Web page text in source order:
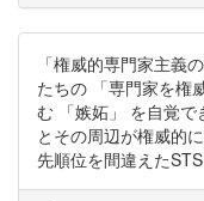
「権威的専門家主義
たちの 「専門家を権
む 「嫉妬」 を自覚
とその周辺が権威的
先順位を間違えた